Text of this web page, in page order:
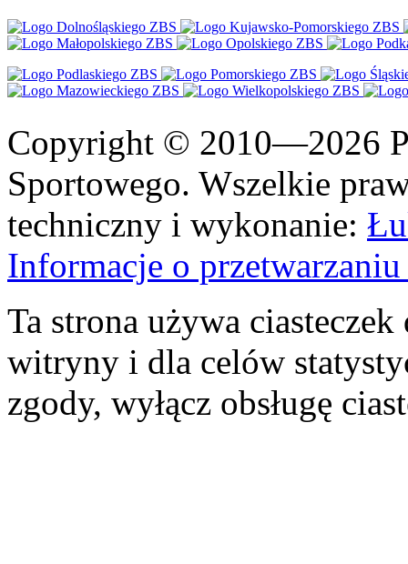
Copyright © 2010—2026
Sportowego. Wszelkie
techniczny i wykonanie:
Informacje o
Ta strona używa
witryny i dla celów
zgody, wyłącz obsługę